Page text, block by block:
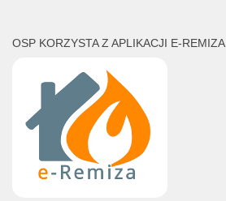
OSP KORZYSTA Z APLIKACJI E-REMIZA